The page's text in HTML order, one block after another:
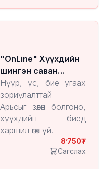
"OnLine" Хүүхдийн
шингэн саван
Biscuit
Нүүр, үс, бие угаах
зориулалттай
Арьсыг зөөлөн болгоно,
хүүхдийн биед
харшил өгөхгүй.
8’750
Сагслах